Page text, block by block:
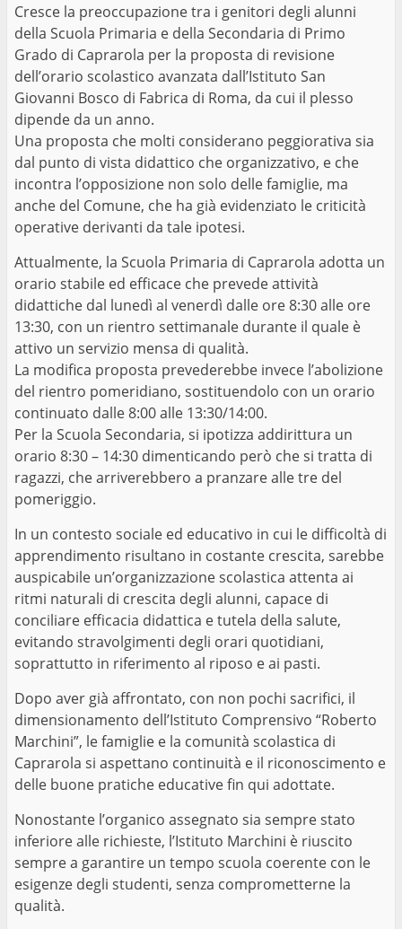
Cresce la preoccupazione tra i genitori degli alunni
della Scuola Primaria e della Secondaria di Primo
Grado di Caprarola per la proposta di revisione
dell’orario scolastico avanzata dall’Istituto San
Giovanni Bosco di Fabrica di Roma, da cui il plesso
dipende da un anno.
Una proposta che molti considerano peggiorativa sia
dal punto di vista didattico che organizzativo, e che
incontra l’opposizione non solo delle famiglie, ma
anche del Comune, che ha già evidenziato le criticità
operative derivanti da tale ipotesi.
Attualmente, la Scuola Primaria di Caprarola adotta un
orario stabile ed efficace che prevede attività
didattiche dal lunedì al venerdì dalle ore 8:30 alle ore
13:30, con un rientro settimanale durante il quale è
attivo un servizio mensa di qualità.
La modifica proposta prevederebbe invece l’abolizione
del rientro pomeridiano, sostituendolo con un orario
continuato dalle 8:00 alle 13:30/14:00.
Per la Scuola Secondaria, si ipotizza addirittura un
orario 8:30 – 14:30 dimenticando però che si tratta di
ragazzi, che arriverebbero a pranzare alle tre del
pomeriggio.
In un contesto sociale ed educativo in cui le difficoltà di
apprendimento risultano in costante crescita, sarebbe
auspicabile un’organizzazione scolastica attenta ai
ritmi naturali di crescita degli alunni, capace di
conciliare efficacia didattica e tutela della salute,
evitando stravolgimenti degli orari quotidiani,
soprattutto in riferimento al riposo e ai pasti.
Dopo aver già affrontato, con non pochi sacrifici, il
dimensionamento dell’Istituto Comprensivo “Roberto
Marchini”, le famiglie e la comunità scolastica di
Caprarola si aspettano continuità e il riconoscimento e
delle buone pratiche educative fin qui adottate.
Nonostante l’organico assegnato sia sempre stato
inferiore alle richieste, l’Istituto Marchini è riuscito
sempre a garantire un tempo scuola coerente con le
esigenze degli studenti, senza comprometterne la
qualità.